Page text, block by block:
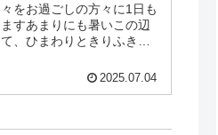
をお過ごしの方々に1日も
すあまりにも暑いこの辺
、ひまわりときりふき草
2025.07.04